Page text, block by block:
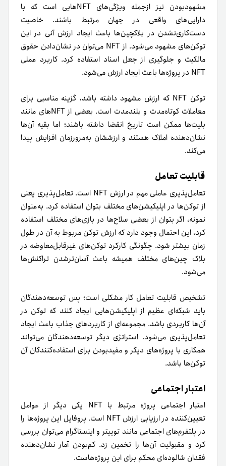
مشهودبودن نیز ازجمله ویژگی‌های NFTهایی است که با
دارایی‌های واقعی در جهان مرتبط باشند. خاصیت
دست‌کاری‌نشدن در بلاکچین‌ها باعث ایجاد ارزش آنی در این
توکن‌های مشهود می‌شود. از NFT می‌توان در نشان‌دادن حقوق
مالکیت و جلوگیری از جعل اسناد استفاده کرد. کاربرد عملی
NFT در پروژه‌ها باعث ایجاد ارزش می‌شود.
توکن NFT که ارزش مشهود داشته باشد، گزینه‌ مناسبی برای
معاملات کوتاه‌مدت و بلند‌مدت است. بعضی از NFT‌های مانند
بلیت‌ها ممکن است تاریخ انقضا داشته باشند؛ اما بقیه آن‌ها
نشان‌دهنده املاک هستند و ارزششان به‌مرور‌زمان افزایش پیدا
می‌کند.
قابلیت تعامل
تعامل‌پذیری عاملی مهم در ارزش NFT است. تعامل‌پذیری یعنی
از توکن‌ها در اپلیکیشن‌های مختلف بتوان استفاده کرد. به‌عنوان
نمونه، اگر بتوان از بعضی سلاح‌ها در بازی‌های مختلف استفاده
کرد، این احتمال وجود دارد که ارزش توکن مربوط به آن در طول
زمان بیشتر شود. چگونگی کارکرد توکن‌های غیرقابل‌معاوضه در
بلاک چین‌های مختلف همیشه باعث آسان‌تر‌شدن تراکنش‌ها
می‌شود.
تشخیص قابلیت تعامل کار مشکلی است؛ پس توسعه‌دهندگان
باید شبکه‌ای عظیم از اپلیکیشن‌هایی ایجاد کنند که توکن در
آن‌ها کاربردی باشد. مجموعه‌ای از کاربردهای جذاب باعث ایجاد
تعامل‌پذیری می‌شود. استراتژی دیگر توسعه‌دهندگان می‌تواند
همکاری با پروژه‌های دیگر و مفید‌بودن برای استفاده‌کنندگان آن
توکن‌ها باشد.
اعتبار اجتماعی
اعتبار اجتماعی پروژه مرتبط با NFT یکی دیگر از عوامل
تعیین‌کننده در ارزیابی ارزش NFT است. پروفایل این پروژه‌ها را
در پلتفرم‌های اجتماعی مانند توییتر و اینستاگرام می‌توان بررسی
کرد و مقبولیت آن‌ها را تخمین زد. کم‌بودن آمار نشان‌دهنده
فقدان شالوده‌ای محکم برای این پروژه‌هاست.